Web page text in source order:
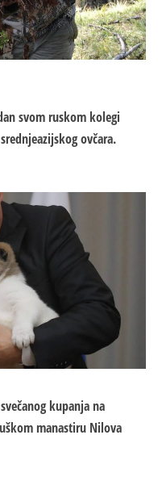
svom ruskom kolegi
ovčara.
kupanja na
manastiru Nilova